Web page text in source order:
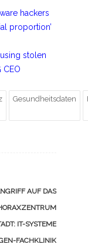
hackers
proportion’
stolen
CEO
Gesundheitsdaten
AUF DAS
IT-SYSTEME
FACHKLINIK